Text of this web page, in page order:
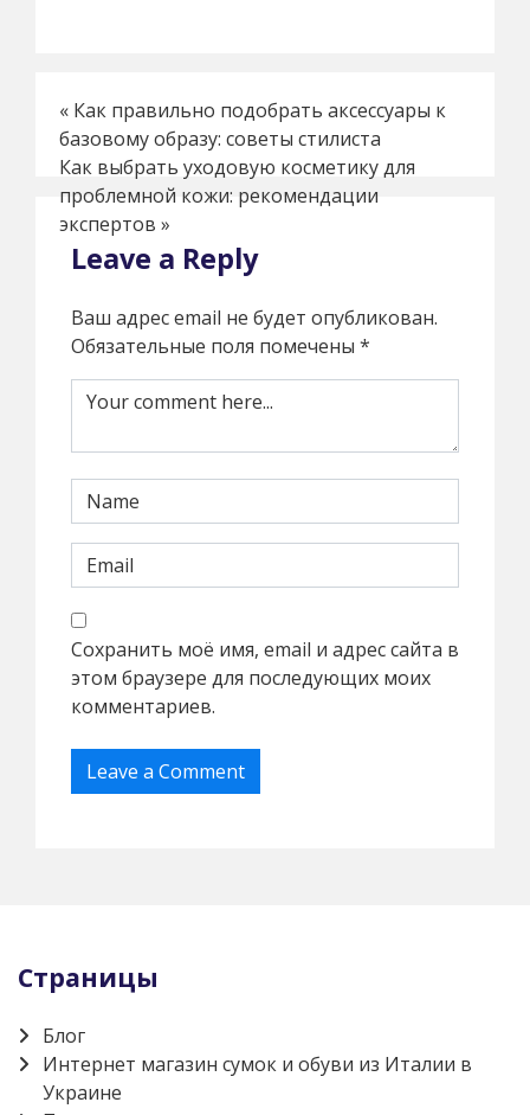
« Как правильно подобрать аксессуары к
базовому образу: советы стилиста
Как выбрать уходовую косметику для
проблемной кожи: рекомендации
экспертов »
Leave a Reply
Ваш адрес email не будет опубликован.
Обязательные поля помечены *
Сохранить моё имя, email и адрес сайта в
этом браузере для последующих моих
комментариев.
Страницы
Блог
Интернет магазин сумок и обуви из Италии в
Украине